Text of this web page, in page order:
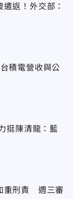
返！外交部：
積電營收與公
挺陳清龍：藍
重刑責 週三審